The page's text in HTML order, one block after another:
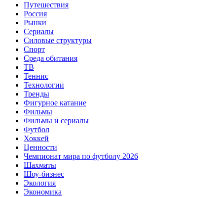
Путешествия
Россия
Рынки
Сериалы
Силовые структуры
Спорт
Среда обитания
ТВ
Теннис
Технологии
Тренды
Фигурное катание
Фильмы
Фильмы и сериалы
Футбол
Хоккей
Ценности
Чемпионат мира по футболу 2026
Шахматы
Шоу-бизнес
Экология
Экономика